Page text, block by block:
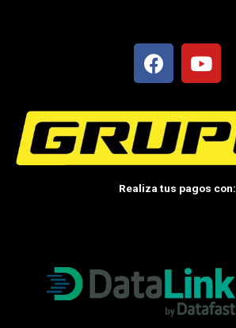
F
a
e
b
o
o
k
Y
o
t
u
e
Realiza tus pagos con: